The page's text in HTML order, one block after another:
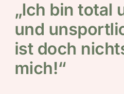
„Ich bin total
und
ist doch
mich!“